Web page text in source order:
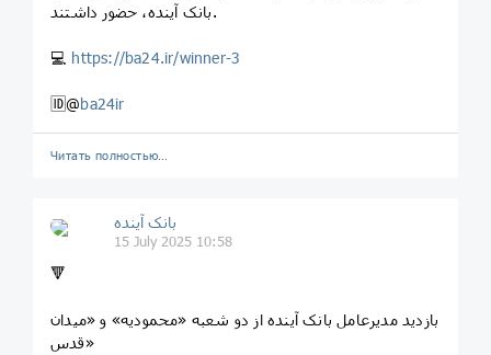
بانک آینده، حضور داشتند.
💻 https://ba24.ir/winner-3
🆔@ba24ir
Читать полностью…
بانک آینده
15 July 2025 10:58
🔻
بازدید مدیرعامل بانک آینده از دو شعبه «محمودیه» و «میدان
قدس»